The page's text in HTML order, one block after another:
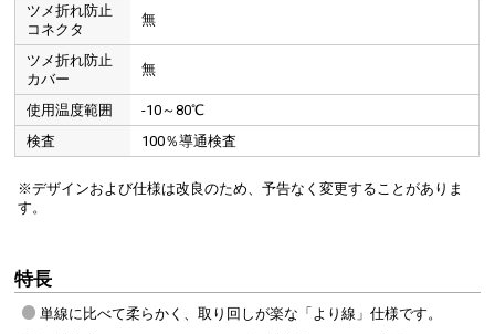
ツメ折れ防止
コネクタ
無
ツメ折れ防止
カバー
無
使用温度範囲
-10～80℃
検査
100％導通検査
※デザインおよび仕様は改良のため、予告なく変更することがありま
す。
特長
単線に比べて柔らかく、取り回しが楽な「より線」仕様です。